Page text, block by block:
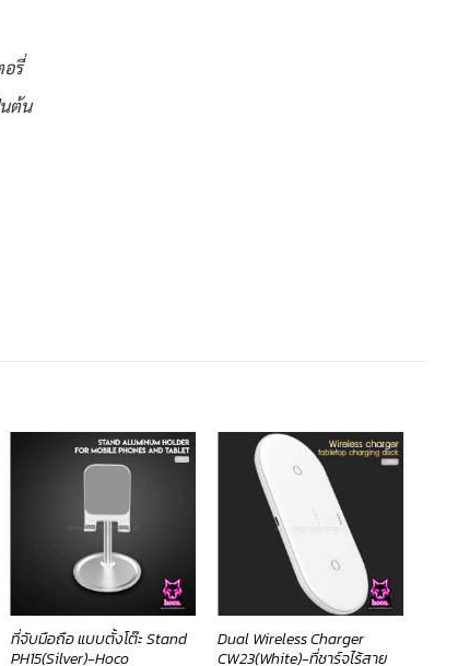
รี่
ต้น
ที่จับมือถือ แบบตั้งโต๊ะ Stand
PH15(Silver)-Hoco
Dual Wireless Charger
CW23(White)-ที่ชาร์จไร้สาย